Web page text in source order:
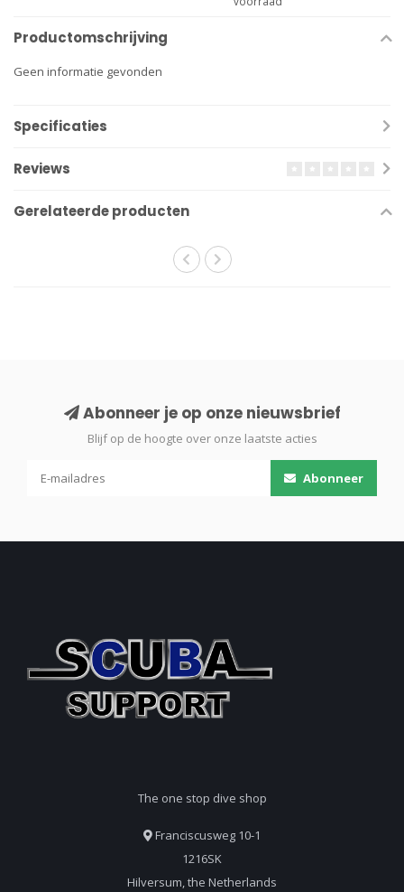
Productomschrijving
Geen informatie gevonden
Specificaties
Reviews
Gerelateerde producten
Abonneer je op onze nieuwsbrief
Blijf op de hoogte over onze laatste acties
Abonneer
The one stop dive shop
Franciscusweg 10-1
1216SK
Hilversum, the Netherlands